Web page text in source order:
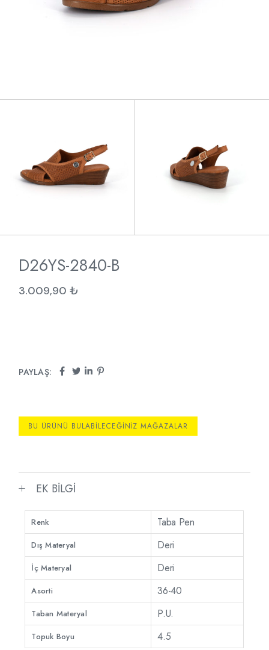
D26YS-2840-B
3.009,90₺
PAYLAŞ:
BU ÜRÜNÜ BULABILECEĞINIZ MAĞAZALAR
EK BILGI
Renk Taba Pen
Dış Materyal Deri
İç Materyal Deri
Asorti 36-40
Taban Materyal P.U.
Topuk Boyu 4.5